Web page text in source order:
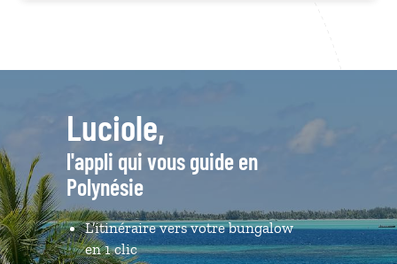
Luciole,
l'appli qui vous guide en
Polynésie
L’itinéraire vers votre bungalow
en 1 clic